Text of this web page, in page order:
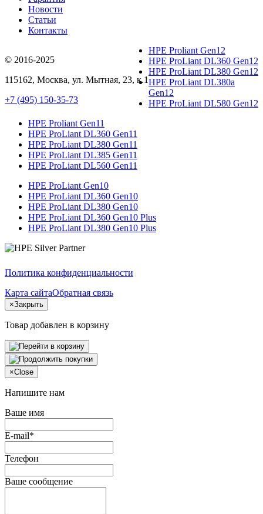
Новости
Статьи
Контакты
© 2016-2025
115162, Москва, ул. Мытная, 23, к.1
+7 (495) 150-35-73
HPE Proliant Gen12
HPE ProLiant DL360 Gen12
HPE ProLiant DL380 Gen12
HPE ProLiant DL380a
Gen12
HPE ProLiant DL580 Gen12
HPE Proliant Gen11
HPE ProLiant DL360 Gen11
HPE ProLiant DL380 Gen11
HPE ProLiant DL385 Gen11
HPE ProLiant DL560 Gen11
HPE ProLiant Gen10
HPE ProLiant DL360 Gen10
HPE ProLiant DL380 Gen10
HPE ProLiant DL360 Gen10 Plus
HPE ProLiant DL380 Gen10 Plus
Политика конфиденциальности
Карта сайтаОбратная связь
×Закрыть
Товар добавлен в корзину
×Close
Напишите нам
Ваше имя
E-mail*
Телефон
Ваше сообщение